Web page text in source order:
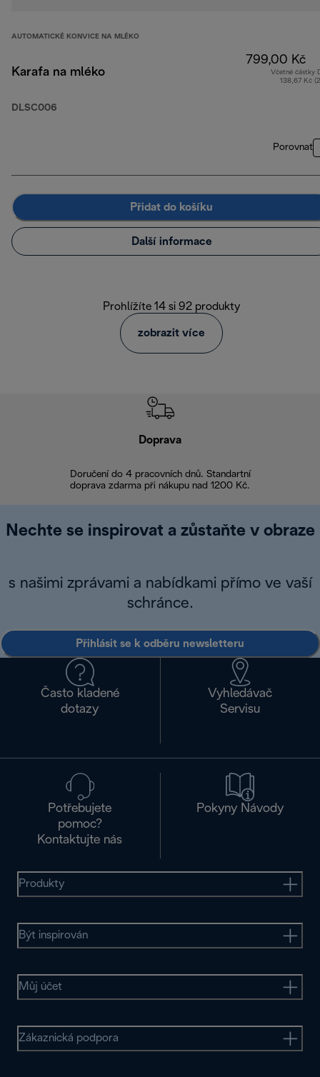
AUTOMATICKÉ KONVICE NA MLÉKO
Karafa na mléko
DLSC006
799,00 Kč
Včetně částky
138,67 Kč
Porovnat
Přidat do košíku
Další informace
Prohlížíte 14 si 92 produkty
zobrazit více
Doprava
Doručení do 4 pracovních dnů. Standartní
doprava zdarma při nákupu nad 1200 Kč.
Nechte se inspirovat a zůstaňte v obraze
s našimi zprávami a nabídkami přímo ve vaší
schránce.
Přihlásit se k odběru newsletteru
Často kladené
dotazy
Vyhledávač
Servisu
Potřebujete
pomoc?
Kontaktujte nás
Pokyny Návody
Produkty
Být inspirován
Můj účet
Zákaznická podpora